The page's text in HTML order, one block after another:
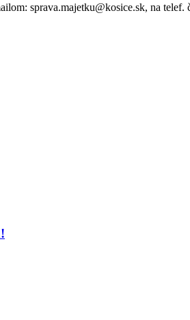
sprava.majetku@kosice.sk, na telef.